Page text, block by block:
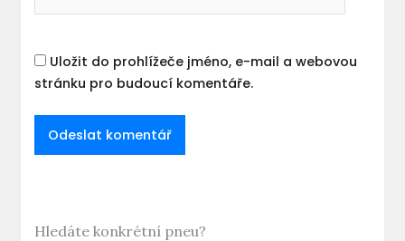
Uložit do prohlížeče jméno, e-mail a webovou
stránku pro budoucí komentáře.
Hledáte konkrétní pneu?